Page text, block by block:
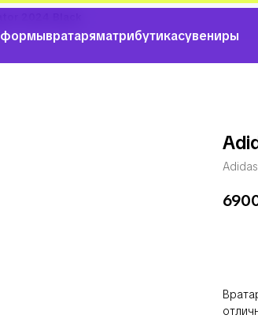
формывратаряматрибутикасувениры
Adidas